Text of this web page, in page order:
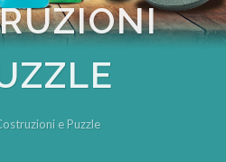
e Puzzle